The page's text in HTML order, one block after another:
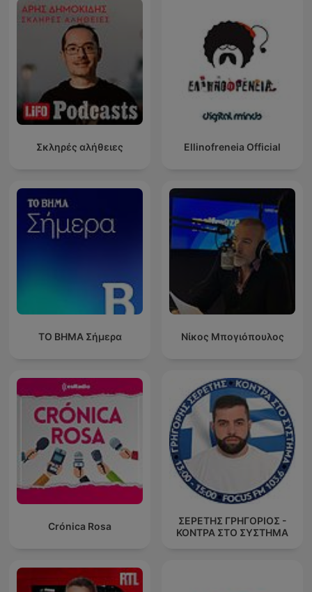
Σκληρές αλήθειες Ellinofreneia Official
ΤΟ ΒΗΜΑ Σήμερα Νίκος Μπογιόπουλος
Crónica Rosa
ΣΕΡΕΤΗΣ ΓΡΗΓΟΡΙΟΣ -
ΚΟΝΤΡΑ ΣΤΟ ΣΥΣΤΗΜΑ